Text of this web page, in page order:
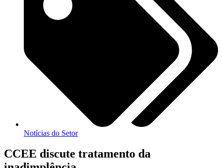
Notícias do Setor
CCEE discute tratamento da